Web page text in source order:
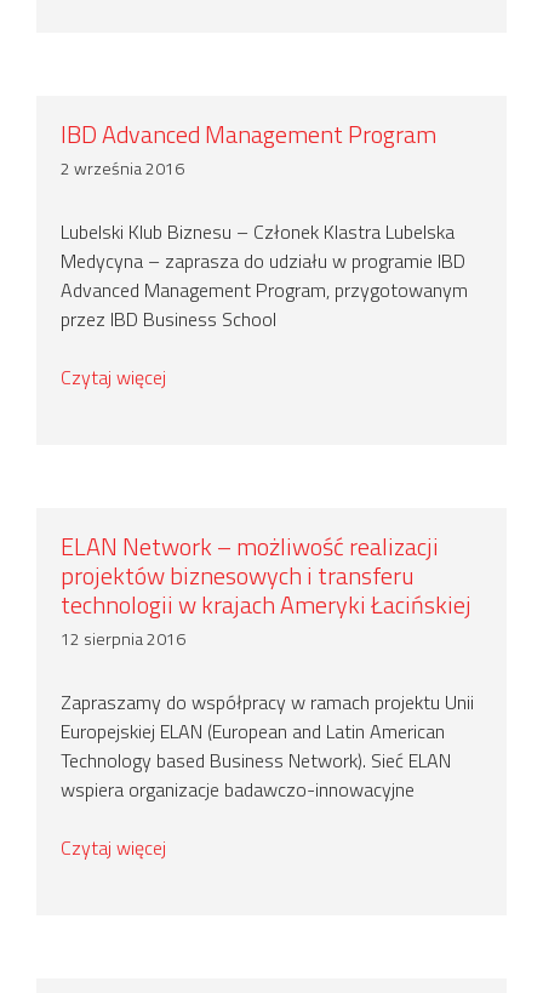
IBD Advanced Management Program
2 września 2016
Lubelski Klub Biznesu – Członek Klastra Lubelska
Medycyna – zaprasza do udziału w programie IBD
Advanced Management Program, przygotowanym
przez IBD Business School
Czytaj więcej
ELAN Network – możliwość realizacji
projektów biznesowych i transferu
technologii w krajach Ameryki Łacińskiej
12 sierpnia 2016
Zapraszamy do współpracy w ramach projektu Unii
Europejskiej ELAN (European and Latin American
Technology based Business Network). Sieć ELAN
wspiera organizacje badawczo-innowacyjne
Czytaj więcej